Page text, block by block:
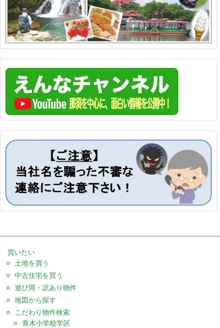
買いたい
土地を買う
中古住宅を買う
遊び用・訳あり物件
地図から探す
こだわり物件検索
青木小学校学区